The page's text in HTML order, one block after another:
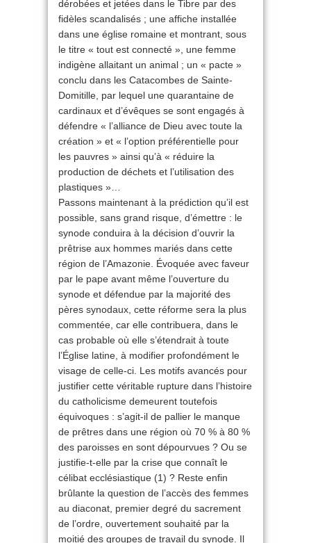
dérobées et jetées dans le Tibre par des
fidèles scandalisés ; une affiche installée
dans une église romaine et montrant, sous
le titre « tout est connecté », une femme
indigène allaitant un animal ; un « pacte »
conclu dans les Catacombes de Sainte-
Domitille, par lequel une quarantaine de
cardinaux et d’évêques se sont engagés à
défendre « l’alliance de Dieu avec toute la
création » et « l’option préférentielle pour
les pauvres » ainsi qu’à « réduire la
production de déchets et l’utilisation des
plastiques »…
Passons maintenant à la prédiction qu’il est
possible, sans grand risque, d’émettre : le
synode conduira à la décision d’ouvrir la
prêtrise aux hommes mariés dans cette
région de l’Amazonie. Évoquée avec faveur
par le pape avant même l’ouverture du
synode et défendue par la majorité des
pères synodaux, cette réforme sera la plus
commentée, car elle contribuera, dans le
cas probable où elle s’étendrait à toute
l’Église latine, à modifier profondément le
visage de celle-ci. Les motifs avancés pour
justifier cette véritable rupture dans l’histoire
du catholicisme demeurent toutefois
équivoques : s’agit-il de pallier le manque
de prêtres dans une région où 70 % à 80 %
des paroisses en sont dépourvues ? Ou se
justifie-t-elle par la crise que connaît le
célibat ecclésiastique (1) ? Reste enfin
brûlante la question de l’accès des femmes
au diaconat, premier degré du sacrement
de l’ordre, ouvertement souhaité par la
moitié des groupes de travail du synode. Il